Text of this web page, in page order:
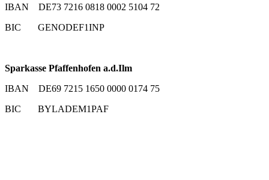
IBAN DE73 7216 0818 0002 5104 72
BIC GENODEF1INP
Sparkasse Pfaffenhofen a.d.Ilm
IBAN DE69 7215 1650 0000 0174 75
BIC BYLADEM1PAF